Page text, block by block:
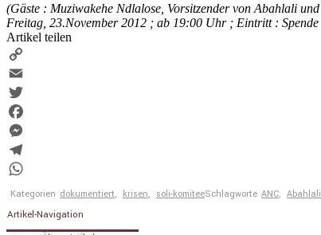
(Gäste : Muziwa­kehe Ndlalose , Vorsit­zender von Abahlali und
Freitag, 23.November 2012 ; ab 19:00 Uhr ; Eintritt : Spende
Artikel teilen
Copy
Link
Email
Twitter
Facebook
Messenger
Telegram
WhatsApp
Kategorien dokumentiert, krisen, soli-komiteeSchlagworte ANC, Abahlali
Artikel-Navigation